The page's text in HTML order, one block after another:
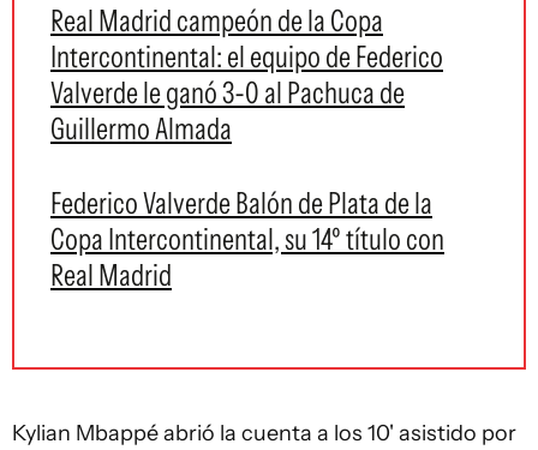
Real Madrid campeón de la Copa
Intercontinental: el equipo de Federico
Valverde le ganó 3-0 al Pachuca de
Guillermo Almada
Federico Valverde Balón de Plata de la
Copa Intercontinental, su 14º título con
Real Madrid
Kylian Mbappé abrió la cuenta a los 10' asistido por